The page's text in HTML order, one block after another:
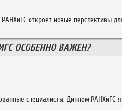
откроет новые перспективы
ОСОБЕННО ВАЖЕН?
специалисты. Диплом РАНХиГС